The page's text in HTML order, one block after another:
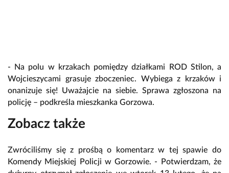
- Na polu w krzakach pomiędzy działkami ROD Stilon, a
Wojcieszycami grasuje zboczeniec. Wybiega z krzaków i
onanizuje się! Uważajcie na siebie. Sprawa zgłoszona na
policję – podkreśla mieszkanka Gorzowa.
Zobacz także
Zwróciliśmy się z prośbą o komentarz w tej spawie do
Komendy Miejskiej Policji w Gorzowie. - Potwierdzam, że